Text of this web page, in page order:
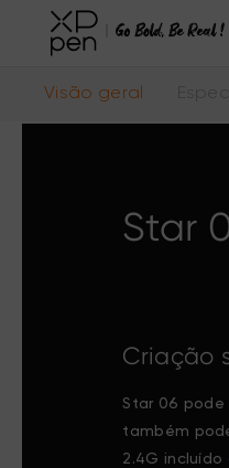
Visão geral
Star
Criação
Star 06 pode
também
2.4G